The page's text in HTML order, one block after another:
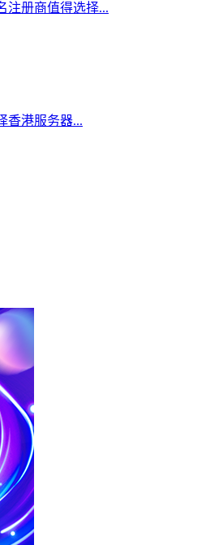
注册商值得选择...
香港服务器...